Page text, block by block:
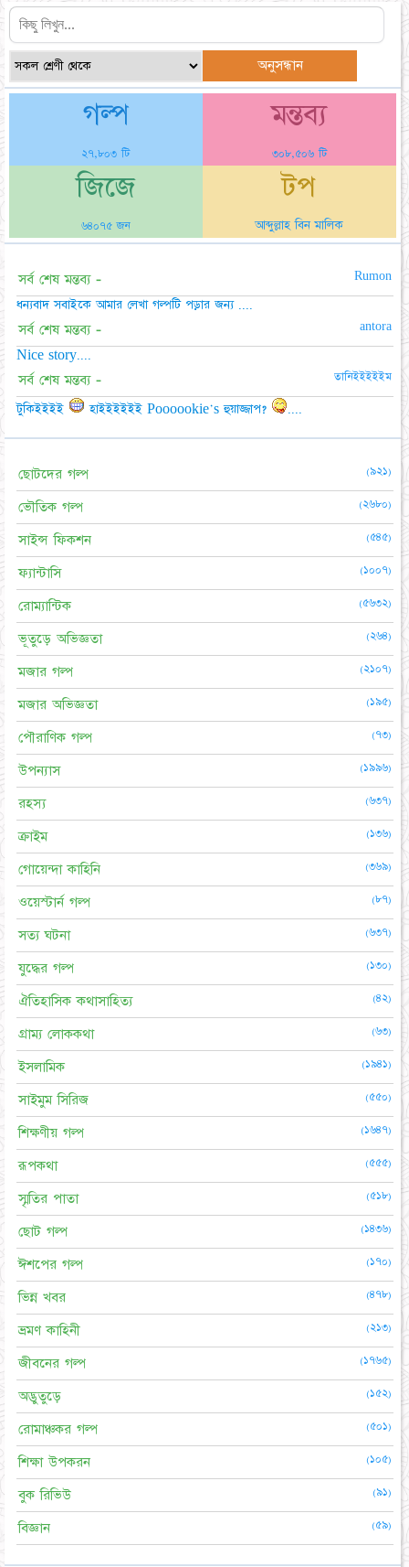
গল্প
২৭,৮০৩ টি
মন্তব্য
৩০৮,৫০৬ টি
জিজে
৬৪০৭৫ জন
টপ
আব্দুল্লাহ বিন মালিক
সর্ব শেষ মন্তব্য - Rumon
ধন্যবাদ সবাইকে আমার লেখা গল্পটি পড়ার জন্য ....
সর্ব শেষ মন্তব্য - antora
Nice story....
সর্ব শেষ মন্তব্য - তানিইইইইইম
টুকিইইইই হাইইইইইই Poooookie's হুয়াজ্জাপ? ....
ছোটদের গল্প (৯২১)
ভৌতিক গল্প (২৬৮০)
সাইন্স ফিকশন (৫৪৫)
ফ্যান্টাসি (১০০৭)
রোম্যান্টিক (৫৬৩২)
ভূতুড়ে অভিজ্ঞতা (২৬৪)
মজার গল্প (২১০৭)
মজার অভিজ্ঞতা (১৯৫)
পৌরাণিক গল্প (৭৩)
উপন্যাস (১৯৯৬)
রহস্য (৬৩৭)
ক্রাইম (১৩৬)
গোয়েন্দা কাহিনি (৩৬৯)
ওয়েস্টার্ন গল্প (৮৭)
সত্য ঘটনা (৬৩৭)
যুদ্ধের গল্প (১৩০)
ঐতিহাসিক কথাসাহিত্য (৪২)
গ্রাম্য লোককথা (৬৩)
ইসলামিক (১৯৪১)
সাইমুম সিরিজ (৫৫০)
শিক্ষণীয় গল্প (১৬৪৭)
রূপকথা (৫৫৫)
স্মৃতির পাতা (৫১৮)
ছোট গল্প (১৪৩৬)
ঈশপের গল্প (১৭০)
ভিন্ন খবর (৪৭৮)
ভ্রমণ কাহিনী (২১৩)
জীবনের গল্প (১৭৬৫)
অদ্ভুতুড়ে (১৫২)
রোমাঞ্চকর গল্প (৫০১)
শিক্ষা উপকরন (১০৫)
বুক রিভিউ (৯১)
বিজ্ঞান (৫৯)